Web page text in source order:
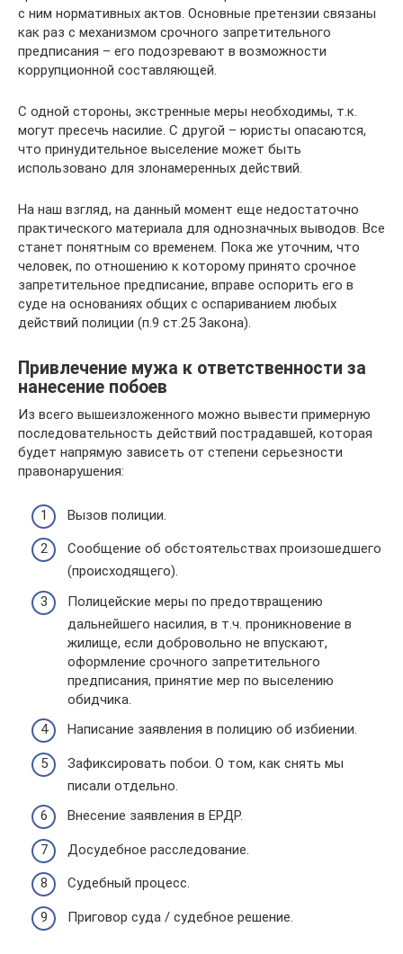
с ним нормативных актов. Основные претензии связаны
как раз с механизмом срочного запретительного
предписания – его подозревают в возможности
коррупционной составляющей.
С одной стороны, экстренные меры необходимы, т.к.
могут пресечь насилие. С другой – юристы опасаются,
что принудительное выселение может быть
использовано для злонамеренных действий.
На наш взгляд, на данный момент еще недостаточно
практического материала для однозначных выводов. Все
станет понятным со временем. Пока же уточним, что
человек, по отношению к которому принято срочное
запретительное предписание, вправе оспорить его в
суде на основаниях общих с оспариванием любых
действий полиции (п.9 ст.25 Закона).
Привлечение мужа к ответственности за
нанесение побоев
Из всего вышеизложенного можно вывести примерную
последовательность действий пострадавшей, которая
будет напрямую зависеть от степени серьезности
правонарушения:
Вызов полиции.
Сообщение об обстоятельствах произошедшего
(происходящего).
Полицейские меры по предотвращению
дальнейшего насилия, в т.ч. проникновение в
жилище, если добровольно не впускают,
оформление срочного запретительного
предписания, принятие мер по выселению
обидчика.
Написание заявления в полицию об избиении.
Зафиксировать побои. О том, как снять мы
писали отдельно.
Внесение заявления в ЕРДР.
Досудебное расследование.
Судебный процесс.
Приговор суда / судебное решение.